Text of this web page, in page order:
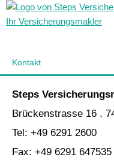
Kontakt
Steps
Brückenstrasse 16 .
Tel: +49 6291 2600
Fax: +49 6291 647535